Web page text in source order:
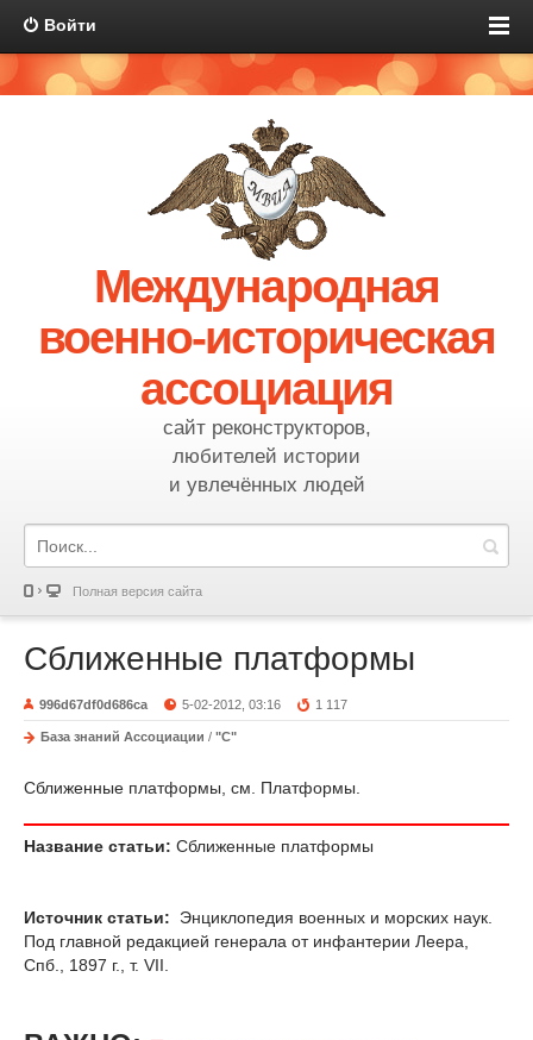
Войти
Международная
военно-историческая
ассоциация
сайт реконструкторов,
любителей истории
и увлечённых людей
Полная версия сайта
Сближенные платформы
996d67df0d686ca 5-02-2012, 03:16 1 117
База знаний Ассоциации / "С"
Сближенные платформы, см. Платформы.
Название статьи: Сближенные платформы
Источник статьи:
Энциклопедия военных и морских наук.
Под главной редакцией генерала от инфантерии Леера,
Спб., 1897 г., т. VII.